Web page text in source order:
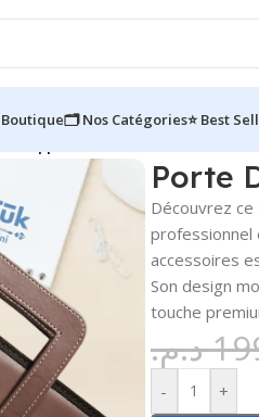
Boutique🗂️ Nos Catégories⭐ Best
Porte
Découvrez ce
professionnel
accessoires
Son design
touche
د.م.
- +